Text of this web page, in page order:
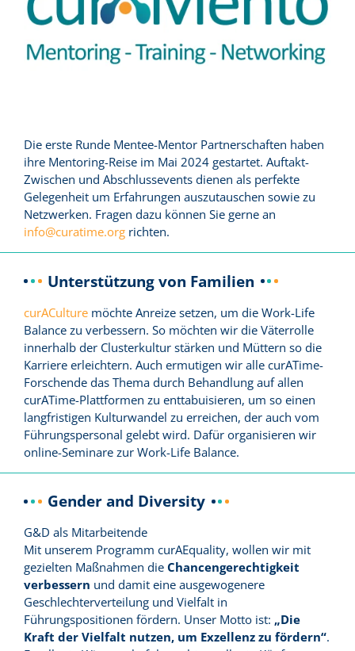
Die erste Runde Mentee-Mentor Partnerschaften haben
ihre Mentoring-Reise im Mai 2024 gestartet. Auftakt-
Zwischen und Abschlussevents dienen als perfekte
Gelegenheit um Erfahrungen auszutauschen sowie zu
Netzwerken. Fragen dazu können Sie gerne an
info@curatime.org richten.
Unterstützung von Familien
curACulture möchte Anreize setzen, um die Work-Life
Balance zu verbessern. So möchten wir die Väterrolle
innerhalb der Clusterkultur stärken und Müttern so die
Karriere erleichtern. Auch ermutigen wir alle curATime-
Forschende das Thema durch Behandlung auf allen
curATime-Plattformen zu enttabuisieren, um so einen
langfristigen Kulturwandel zu erreichen, der auch vom
Führungspersonal gelebt wird. Dafür organisieren wir
online-Seminare zur Work-Life Balance.
Gender and Diversity
G&D als Mitarbeitende
Mit unserem Programm curAEquality, wollen wir mit
gezielten Maßnahmen die Chancengerechtigkeit
verbessern und damit eine ausgewogenere
Geschlechterverteilung und Vielfalt in
Führungspositionen fördern. Unser Motto ist: „Die
Kraft der Vielfalt nutzen, um Exzellenz zu fördern“.